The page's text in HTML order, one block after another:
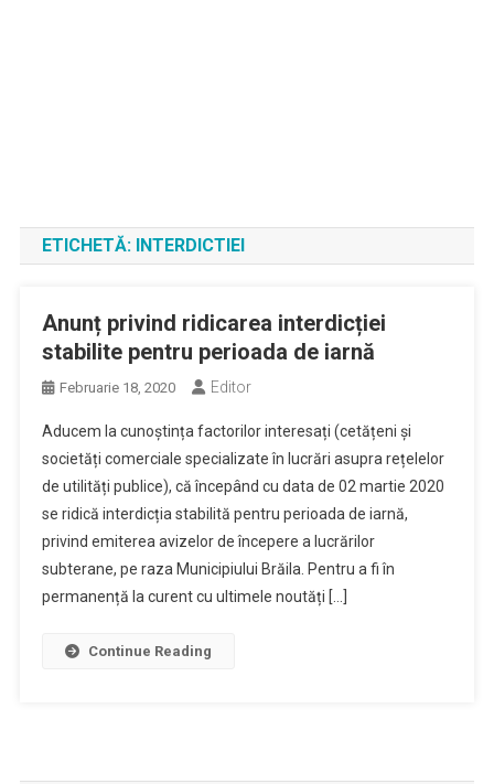
ETICHETĂ: INTERDICTIEI
Anunț privind ridicarea interdicției
stabilite pentru perioada de iarnă
Februarie 18, 2020 Editor
Aducem la cunoștința factorilor interesați (cetățeni și
societăți comerciale specializate în lucrări asupra rețelelor
de utilități publice), că începând cu data de 02 martie 2020
se ridică interdicția stabilită pentru perioada de iarnă,
privind emiterea avizelor de începere a lucrărilor
subterane, pe raza Municipiului Brăila. Pentru a fi în
permanență la curent cu ultimele noutăți […]
Continue Reading